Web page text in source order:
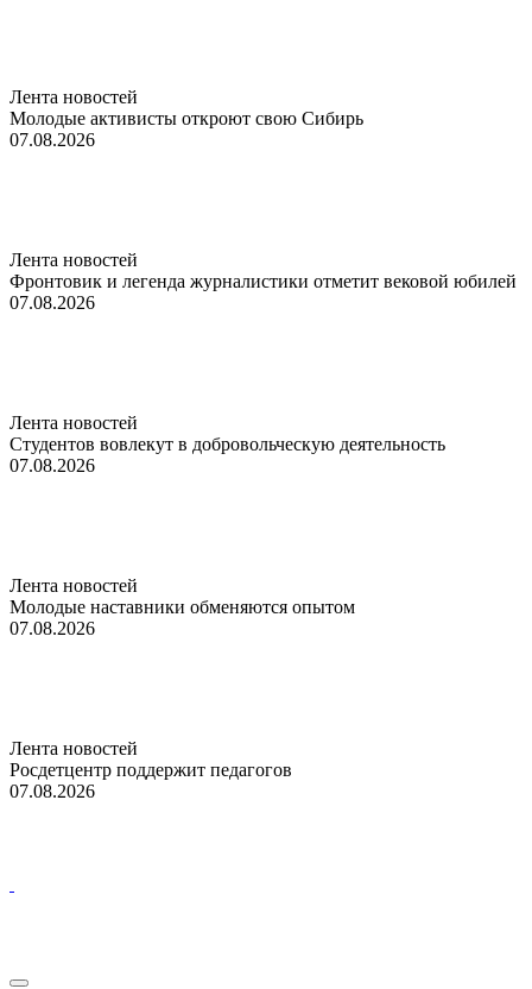
Лента новостей
Молодые активисты откроют свою Сибирь
07.08.2026
Лента новостей
Фронтовик и легенда журналистики отметит вековой юбилей
07.08.2026
Лента новостей
Студентов вовлекут в добровольческую деятельность
07.08.2026
Лента новостей
Молодые наставники обменяются опытом
07.08.2026
Лента новостей
Росдетцентр поддержит педагогов
07.08.2026